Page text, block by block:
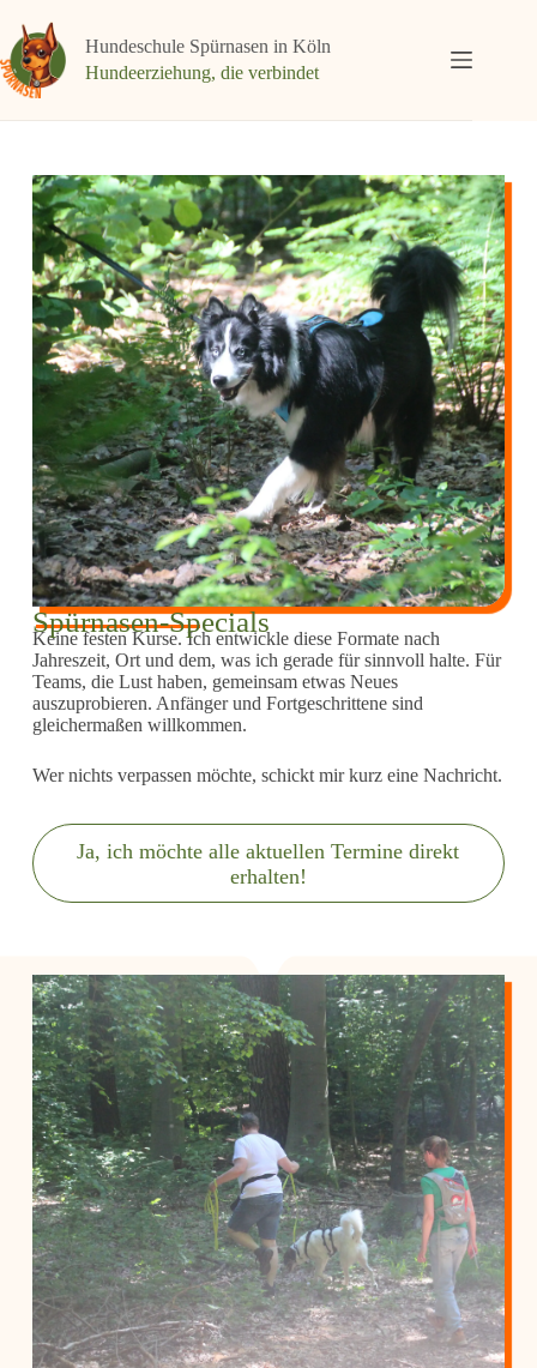
Hundeschule Spürnasen in Köln
Hundeerziehung, die verbindet
Spürnasen-Specials
Keine festen Kurse. Ich entwickle diese Formate nach
Jahreszeit, Ort und dem, was ich gerade für sinnvoll halte. Für
Teams, die Lust haben, gemeinsam etwas Neues
auszuprobieren. Anfänger und Fortgeschrittene sind
gleichermaßen willkommen.
Wer nichts verpassen möchte, schickt mir kurz eine Nachricht.
Ja, ich möchte alle aktuellen Termine direkt
erhalten!